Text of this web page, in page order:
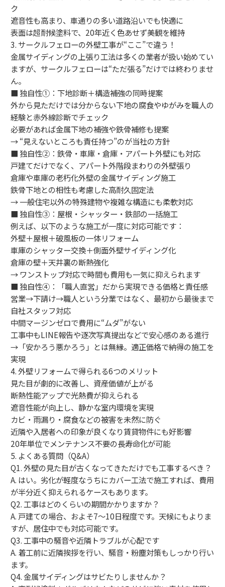
ク
遮音性も高まり、車通りの多い道路沿いでも快適に
表面は超耐候塗料で、20年近く色あせず美観を維持
3. サークルフェローの外壁工事が“ここ”で違う！
金属サイディングの上張り工法は多くの業者が扱い始めてい
ますが、サークルフェローは“ただ張る”だけでは終わりませ
ん。
■ 独自性①：下地診断＋構造補強の同時提案
外から見ただけでは分からない下地の腐食やゆがみを職人の
経験と赤外線診断でチェック
必要があれば金属下地の補強や鉄骨補修も提案
→ “見えないところも責任持つ”のが当社の方針
■ 独自性②：鉄骨・車庫・倉庫・アパート外壁にも対応
戸建てだけでなく、アパート外階段まわりの外壁張り
倉庫や車庫の老朽化外壁の金属サイディング施工
鉄骨下地との相性も考慮した高耐久固定法
→ 一般住宅以外の特殊建物や複雑な構造にも柔軟対応
■ 独自性③：屋根・シャッター・鉄部の一括施工
例えば、以下のような施工が一度に対応可能です：
外壁＋屋根＋破風板の一体リフォーム
車庫のシャッター交換＋側面外壁サイディング化
倉庫の壁＋天井裏の断熱強化
→ ワンストップ対応で時間も費用も一気に抑えられます
■ 独自性④：「職人直営」だから実現できる価格と責任感
営業→下請け→職人という分業ではなく、最初から最後まで
自社スタッフ対応
中間マージンゼロで費用に“ムダ”がない
工事中もLINE報告や逐次写真提出などで安心感のある進行
→「安かろう悪かろう」とは無縁。適正価格で納得の施工を
実現
4. 外壁リフォームで得られる6つのメリット
見た目が劇的に改善し、資産価値が上がる
断熱性能アップで光熱費が抑えられる
遮音性能が向上し、静かな室内環境を実現
カビ・雨漏り・腐食などの被害を未然に防ぐ
近隣や入居者への印象が良くなり賃貸物件にも好影響
20年単位でメンテナンス不要の長寿命化が可能
5. よくある質問（Q&A）
Q1. 外壁の見た目が古くなってきただけでも工事するべき？
A. はい。劣化が軽度なうちにカバー工法で施工すれば、費用
が半分近く抑えられるケースもあります。
Q2. 工事はどのくらいの期間かかりますか？
A. 戸建ての場合、およそ7〜10日程度です。天候にもよりま
すが、居住中でも対応可能です。
Q3. 工事中の騒音や近隣トラブルが心配です
A. 着工前に近隣挨拶を行い、騒音・粉塵対策もしっかり行い
ます。
Q4. 金属サイディングはサビたりしませんか？